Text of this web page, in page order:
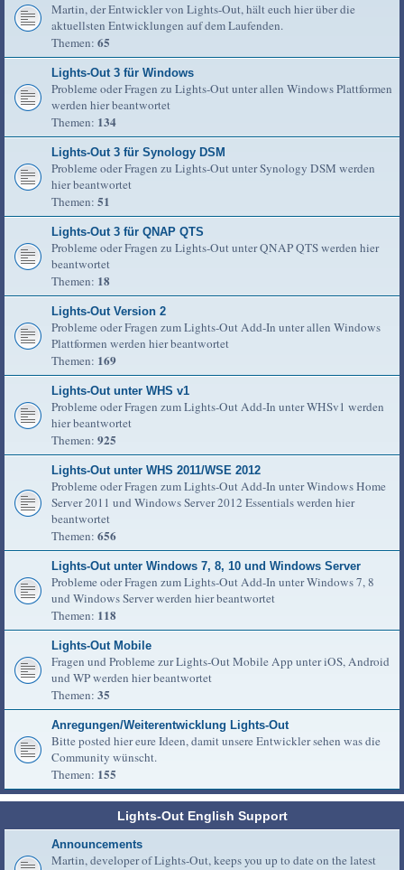
Martin, der Entwickler von Lights-Out, hält euch hier über die
aktuellsten Entwicklungen auf dem Laufenden.
Themen: 65
Lights-Out 3 für Windows
Probleme oder Fragen zu Lights-Out unter allen Windows Plattformen
werden hier beantwortet
Themen: 134
Lights-Out 3 für Synology DSM
Probleme oder Fragen zu Lights-Out unter Synology DSM werden
hier beantwortet
Themen: 51
Lights-Out 3 für QNAP QTS
Probleme oder Fragen zu Lights-Out unter QNAP QTS werden hier
beantwortet
Themen: 18
Lights-Out Version 2
Probleme oder Fragen zum Lights-Out Add-In unter allen Windows
Plattformen werden hier beantwortet
Themen: 169
Lights-Out unter WHS v1
Probleme oder Fragen zum Lights-Out Add-In unter WHSv1 werden
hier beantwortet
Themen: 925
Lights-Out unter WHS 2011/WSE 2012
Probleme oder Fragen zum Lights-Out Add-In unter Windows Home
Server 2011 und Windows Server 2012 Essentials werden hier
beantwortet
Themen: 656
Lights-Out unter Windows 7, 8, 10 und Windows Server
Probleme oder Fragen zum Lights-Out Add-In unter Windows 7, 8
und Windows Server werden hier beantwortet
Themen: 118
Lights-Out Mobile
Fragen und Probleme zur Lights-Out Mobile App unter iOS, Android
und WP werden hier beantwortet
Themen: 35
Anregungen/Weiterentwicklung Lights-Out
Bitte posted hier eure Ideen, damit unsere Entwickler sehen was die
Community wünscht.
Themen: 155
Lights-Out English Support
Announcements
Martin, developer of Lights-Out, keeps you up to date on the latest